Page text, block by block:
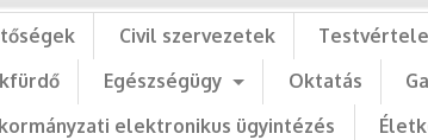
Civil szervezetek
Egészségügy Oktatás
elektronikus ügyintézés